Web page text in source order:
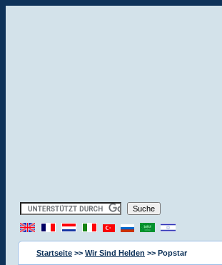
Startseite >> Wir Sind Helden >> Popstar